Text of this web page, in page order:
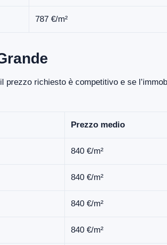
787 €/m²
richiesto è competitivo e se
Prezzo medio
840 €/m²
840 €/m²
840 €/m²
840 €/m²